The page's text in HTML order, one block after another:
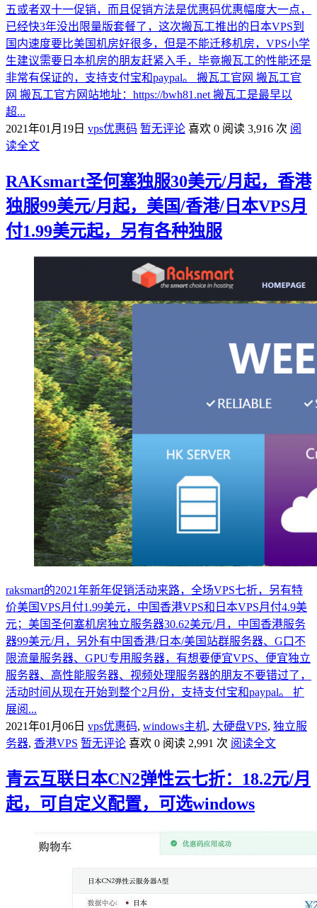
五或者双十一促销，而且促销方法是优惠码优惠幅度大一点，
已经快3年没出限量版套餐了，这次搬瓦工推出的日本VPS到
国内速度要比美国机房好很多，但是不能迁移机房，VPS小学
生建议需要日本机房的朋友赶紧入手，毕竟搬瓦工的性能还是
非常有保证的，支持支付宝和paypal。 搬瓦工官网 搬瓦工官
网 搬瓦工官方网站地址：https://bwh81.net 搬瓦工是最早以
超...
2021年01月19日 vps优惠码 暂无评论 喜欢 0 阅读 3,916 次 阅
读全文
RAKsmart圣何塞独服30美元/月起，香港
独服99美元/月起，美国/香港/日本VPS月
付1.99美元起，另有各种独服
raksmart的2021年新年促销活动来路，全场VPS七折，另有特
价美国VPS月付1.99美元，中国香港VPS和日本VPS月付4.9美
元；美国圣何塞机房独立服务器30.62美元/月，中国香港服务
器99美元/月，另外有中国香港/日本/美国站群服务器、G口不
限流量服务器、GPU专用服务器，有想要便宜VPS、便宜独立
服务器、高性能服务器、视频处理服务器的朋友不要错过了，
活动时间从现在开始到整个2月份，支持支付宝和paypal。 扩
展阅...
2021年01月06日 vps优惠码, windows主机, 大硬盘VPS, 独立服
务器, 香港VPS 暂无评论 喜欢 0 阅读 2,991 次 阅读全文
青云互联日本CN2弹性云七折：18.2元/月
起，可自定义配置，可选windows